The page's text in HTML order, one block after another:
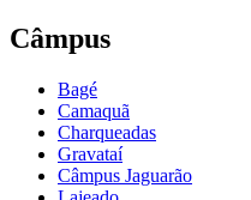
Câmpus
Bagé
Camaquã
Charqueadas
Gravataí
Câmpus Jaguarão